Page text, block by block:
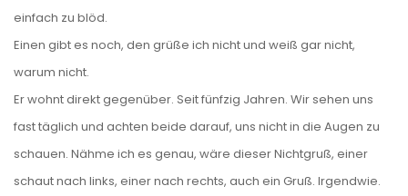
einfach zu blöd.
Einen gibt es noch, den grüße ich nicht und weiß gar nicht,
warum nicht.
Er wohnt direkt gegenüber. Seit fünfzig Jahren. Wir sehen uns
fast täglich und achten beide darauf, uns nicht in die Augen zu
schauen. Nähme ich es genau, wäre dieser Nichtgruß, einer
schaut nach links, einer nach rechts, auch ein Gruß. Irgendwie.